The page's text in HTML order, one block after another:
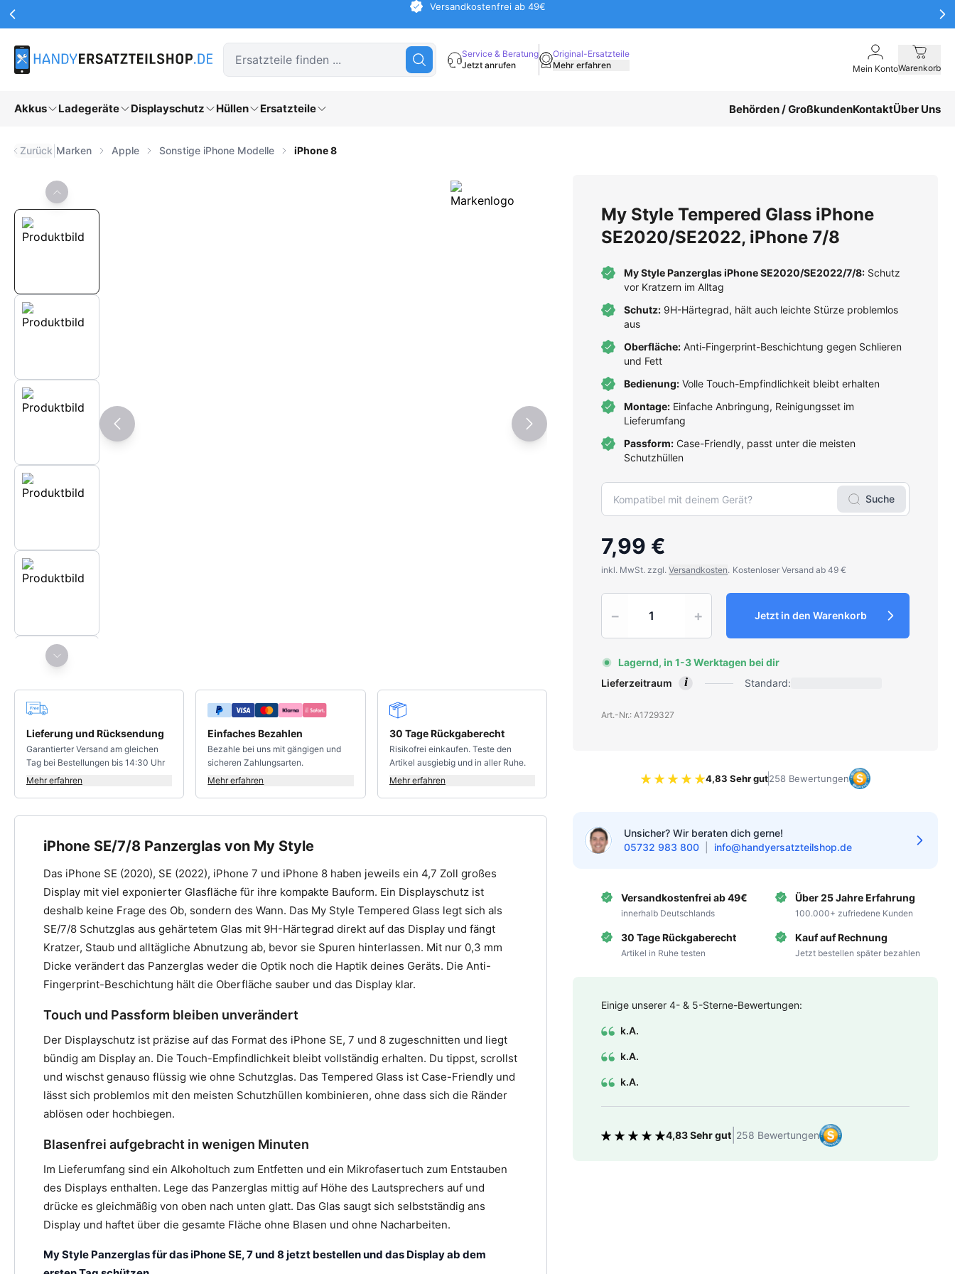
Zum Hauptinhalt springen
Werbeaktionen Kopfzeile Versandkostenfrei ab 49€
Service & Beratung
Jetzt anrufen
Original-Ersatzteile
Mehr erfahren
Mein KontoWarenkorb
Akkus Ladegeräte Displayschutz Hüllen Ersatzteile Behörden / GroßkundenKontaktÜber Uns
Zurück Marken Apple Sonstige iPhone Modelle iPhone 8
My Style Tempered Glass iPhone
SE2020/SE2022, iPhone 7/8
My Style Panzerglas iPhone SE2020/SE2022/7/8: Schutz
vor Kratzern im Alltag
Schutz: 9H-Härtegrad, hält auch leichte Stürze problemlos
aus
Oberfläche: Anti-Fingerprint-Beschichtung gegen Schlieren
und Fett
Bedienung: Volle Touch-Empfindlichkeit bleibt erhalten
Montage: Einfache Anbringung, Reinigungsset im
Lieferumfang
Passform: Case-Friendly, passt unter die meisten
Schutzhüllen
Suche
7,99 €
inkl. MwSt. zzgl.Versandkosten. Kostenloser Versand ab 49 €
− + Jetzt in den Warenkorb
Lagernd, in 1-3 Werktagen bei dir
Lieferzeitraum
i Standard:
Art.-Nr.: A1729327
Bewertung 4.83 von 5 Sternen
4,83 Sehr gut258 Bewertungen
Unsicher? Wir beraten dich gerne!
05732 983 800
info@handyersatzteilshop.de
Versandkostenfrei ab 49€
innerhalb Deutschlands
Über 25 Jahre Erfahrung
100.000+ zufriedene Kunden
30 Tage Rückgaberecht
Artikel in Ruhe testen
Kauf auf Rechnung
Jetzt bestellen später bezahlen
Einige unserer 4- & 5-Sterne-Bewertungen:
k.A.
k.A.
k.A.
Bewertung 4.83 von 5 Sternen
4,83 Sehr gut 258 Bewertungen
Lieferung und Rücksendung
Garantierter Versand am gleichen
Tag bei Bestellungen bis 14:30 Uhr
Mehr erfahren
Einfaches Bezahlen
Bezahle bei uns mit gängigen und
sicheren Zahlungsarten.
Mehr erfahren
30 Tage Rückgaberecht
Risikofrei einkaufen. Teste den
Artikel ausgiebig und in aller Ruhe.
Mehr erfahren
iPhone SE/7/8 Panzerglas von My Style
Das iPhone SE (2020), SE (2022), iPhone 7 und iPhone 8 haben jeweils ein 4,7 Zoll großes
Display mit viel exponierter Glasfläche für ihre kompakte Bauform. Ein Displayschutz ist
deshalb keine Frage des Ob, sondern des Wann. Das My Style Tempered Glass legt sich als
SE/7/8 Schutzglas aus gehärtetem Glas mit 9H-Härtegrad direkt auf das Display und fängt
Kratzer, Staub und alltägliche Abnutzung ab, bevor sie Spuren hinterlassen. Mit nur 0,3 mm
Dicke verändert das Panzerglas weder die Optik noch die Haptik deines Geräts. Die Anti-
Fingerprint-Beschichtung hält die Oberfläche sauber und das Display klar.
Touch und Passform bleiben unverändert
Der Displayschutz ist präzise auf das Format des iPhone SE, 7 und 8 zugeschnitten und liegt
bündig am Display an. Die Touch-Empfindlichkeit bleibt vollständig erhalten. Du tippst, scrollst
und wischst genauso flüssig wie ohne Schutzglas. Das Tempered Glass ist Case-Friendly und
lässt sich problemlos mit den meisten Schutzhüllen kombinieren, ohne dass sich die Ränder
ablösen oder hochbiegen.
Blasenfrei aufgebracht in wenigen Minuten
Im Lieferumfang sind ein Alkoholtuch zum Entfetten und ein Mikrofasertuch zum Entstauben
des Displays enthalten. Lege das Panzerglas mittig auf Höhe des Lautsprechers auf und
drücke es gleichmäßig von oben nach unten glatt. Das Glas saugt sich selbstständig ans
Display und haftet über die gesamte Fläche ohne Blasen und ohne Nacharbeiten.
My Style Panzerglas für das iPhone SE, 7 und 8 jetzt bestellen und das Display ab dem